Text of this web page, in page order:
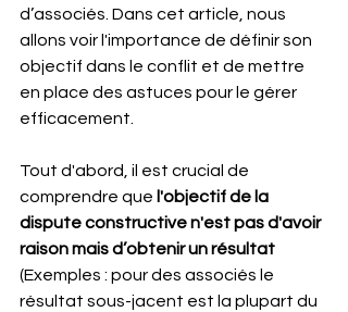
d’associés. Dans cet article, nous
allons voir l'importance de définir son
objectif dans le conflit et de mettre
en place des astuces pour le gérer
efficacement.
Tout d'abord, il est crucial de
comprendre que l'objectif de la
dispute constructive n'est pas d'avoir
raison mais d’obtenir un résultat
(Exemples : pour des associés le
résultat sous-jacent est la plupart du